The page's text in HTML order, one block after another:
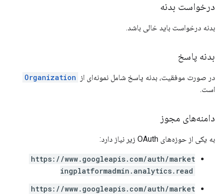
درخواست بدنه
بدنه درخواست باید خالی باشد.
بدنه پاسخ
در صورت موفقیت، بدنه پاسخ شامل نمونه‌ای از Organization
است.
دامنه‌های مجوز
به یکی از حوزه‌های OAuth زیر نیاز دارد:
https://www.googleapis.com/auth/market
ingplatformadmin.analytics.read
https://www.googleapis.com/auth/market